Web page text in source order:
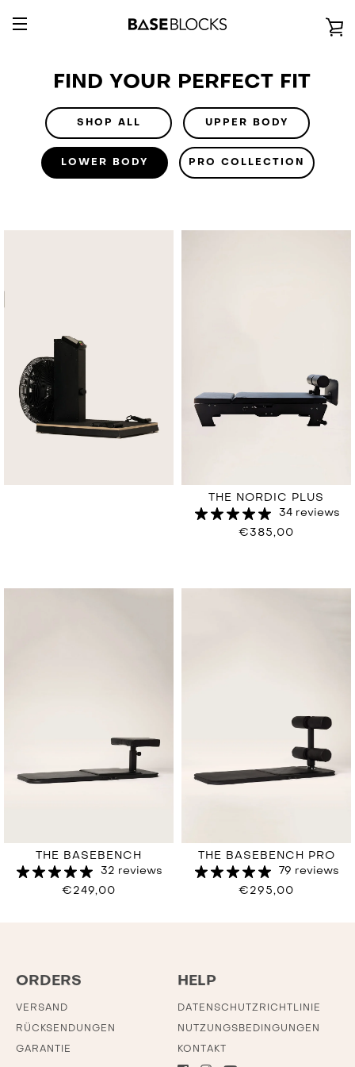
zum
NAVIGATION
FIND YOUR PERFECT FIT
SHOP ALL UPPER BODY
LOWER BODY PRO COLLECTION
THE NORDIC PLUS
34 reviews
€385,00
THE BASEBENCH
32 reviews
€249,00
THE BASEBENCH PRO
79 reviews
€295,00
ORDERS
VERSAND
RÜCKSENDUNGEN
GARANTIE
HELP
DATENSCHUTZRICHTLINIE
NUTZUNGSBEDINGUNGEN
KONTAKT